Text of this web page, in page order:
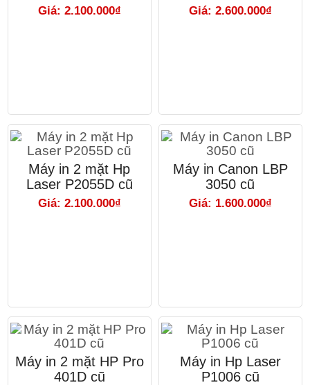
Giá: 2.100.000₫ Giá: 2.600.000₫
Máy in 2 mặt Hp
Laser P2055D cũ
Giá: 2.100.000₫
Máy in Canon LBP
3050 cũ
Giá: 1.600.000₫
Máy in 2 mặt HP Pro
401D cũ
Máy in Hp Laser
P1006 cũ